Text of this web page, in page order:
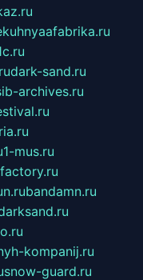
dark-sand.ru
archives.ru
1-mus.ru
bandamn.ru
kompanij.ru
snow-guard.ru